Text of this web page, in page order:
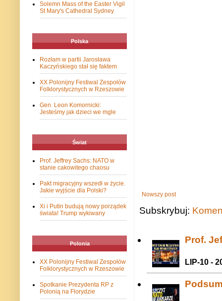
Nowszy post
Subskrybuj:
Prof.
LIP-10 -
Solemn Mass of the Easter Vigil
St Mary's Cathedral Sydney
Polska
Rozłam w partii Jarosława
Kaczyńskiego stał się faktem
XX Polonijny Festiwal Zespołów
Folklorystycznych w Rzeszowie
Gen. Leon Komornicki:
Jesteśmy jak dzieci we mgle
Świat
Prof. Jeffrey Sachs: NATO w
stanie cakowitego chaosu
Pakt migracyjny wszedł w życie.
Jakie wyjście dla Polski?
Xi i Putin budują nowy porządek
świata! Trump wykiwany
Polonia
XX Polonijny Festiwal Zespołów
Folklorystycznych w Rzeszowie
Spotkanie Prezydenta RP z
Polonią na Florydzie